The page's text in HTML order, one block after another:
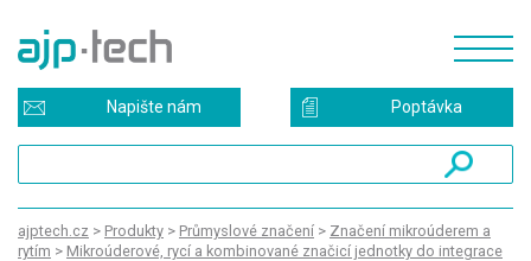
Poptávka
Napište nám
ajptech.cz > Produkty > Průmyslové značení > Značení mikroúderem a
rytím > Mikroúderové, rycí a kombinované značicí jednotky do integrace